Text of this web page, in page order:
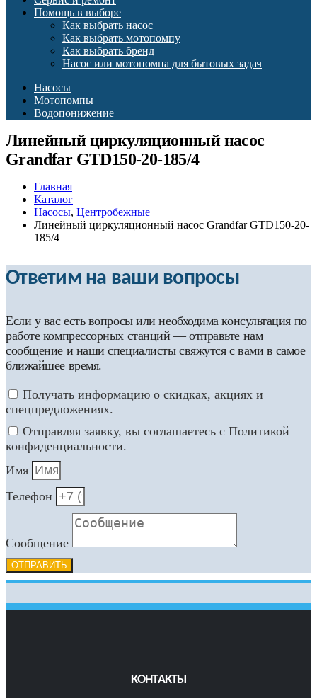
Помощь в выборе
Как выбрать насос
Как выбрать мотопомпу
Как выбрать бренд
Насос или мотопомпа для бытовых задач
Насосы
Мотопомпы
Водопонижение
Линейный циркуляционный насос
Grandfar GTD150-20-185/4
Главная
Каталог
Насосы, Центробежные
Линейный циркуляционный насос Grandfar GTD150-20-
185/4
Ответим на ваши вопросы
Если у вас есть вопросы или необходима консультация по
работе компрессорных станций — отправьте нам
сообщение и наши специалисты свяжутся с вами в самое
ближайшее время.
Получать информацию о скидках, акциях и
спецпредложениях.
Отправляя заявку, вы соглашаетесь с Политикой
конфиденциальности.
Имя
Телефон
Сообщение
ОТПРАВИТЬ
КОНТАКТЫ